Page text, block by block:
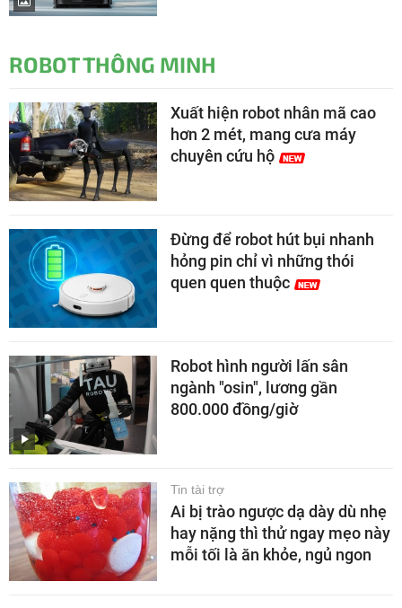
ROBOT THÔNG MINH
Xuất hiện robot nhân mã cao
hơn 2 mét, mang cưa máy
chuyên cứu hộ
Đừng để robot hút bụi nhanh
hỏng pin chỉ vì những thói
quen quen thuộc
Robot hình người lấn sân
ngành "osin", lương gần
800.000 đồng/giờ
Tin tài trợ
Ai bị trào ngược dạ dày dù nhẹ
hay nặng thì thử ngay mẹo này
mỗi tối là ăn khỏe, ngủ ngon